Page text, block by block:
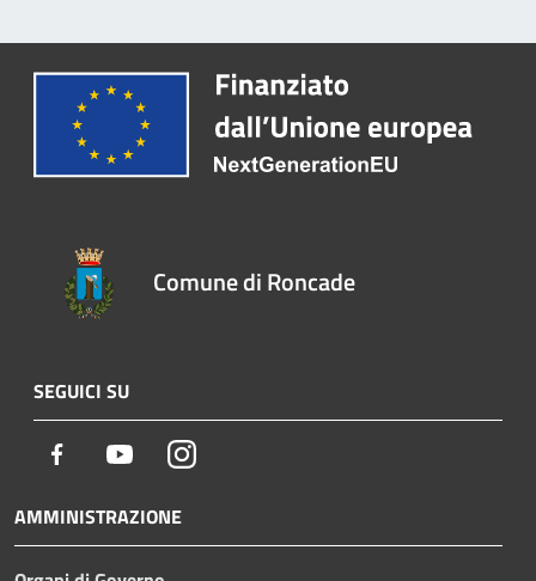
Comune di Roncade
SEGUICI SU
Facebook YoutubeInstagram
AMMINISTRAZIONE